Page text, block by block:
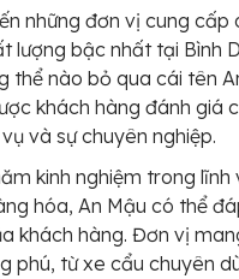
những đơn vị cung cấp
lượng bậc nhất tại Bình
thể nào bỏ qua cái tên
khách hàng đánh giá
và sự chuyên nghiệp.
kinh nghiệm trong
hóa, An Mậu có thể
khách hàng. Đơn vị
phú, từ xe cẩu chuyên